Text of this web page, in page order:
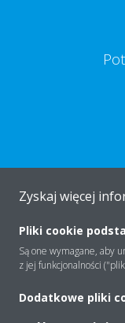
O firmie
Rozwiązania
Kontakt
Zyskaj więcej
Pliki cookie
Są one wymagane, aby
z jej funkcjonalności
Dodatkowe pliki